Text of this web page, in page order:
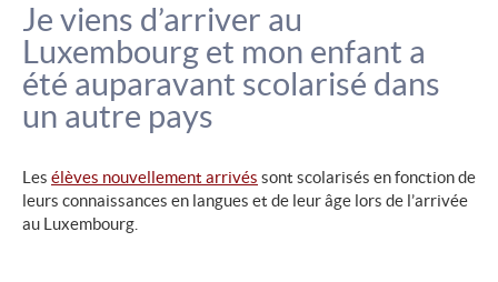
Je viens d’arriver au
Luxembourg et mon enfant a
été auparavant scolarisé dans
un autre pays
Les élèves nouvellement arrivés sont scolarisés en fonction de
leurs connaissances en langues et de leur âge lors de l’arrivée
au Luxembourg.